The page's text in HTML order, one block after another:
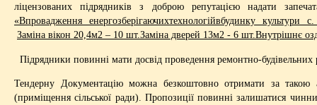
ліцензованих підрядників з доброю репутацією надати
«Впровадження енергозберігаючихтехнологійвбудинку культури
Заміна вікон 20,4м2 – 10 шт.Заміна дверей 13м2 - 6 шт.Внутрішнє
Підрядники повинні мати досвід проведення ремонтно-будівельних
Тендерну Документацію можна безкоштовно отримати за
(приміщення сільської ради). Пропозиції повинні залишатися